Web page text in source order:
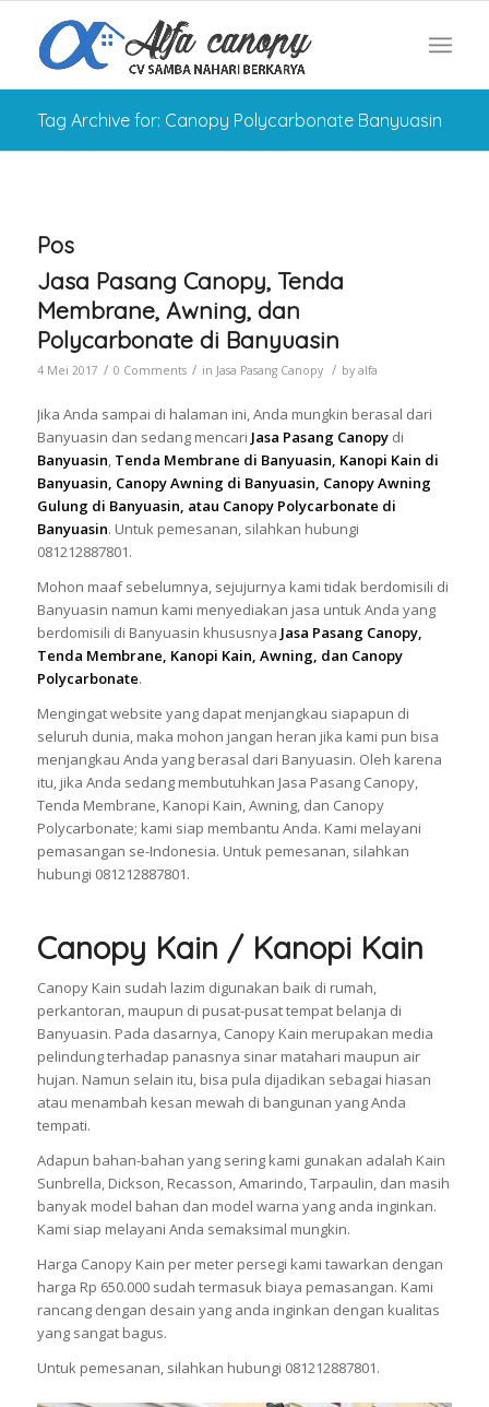
Tag Archive for: Canopy Polycarbonate Banyuasin
Pos
Jasa Pasang Canopy, Tenda
Membrane, Awning, dan
Polycarbonate di Banyuasin
4 Mei 2017 / 0 Comments / in Jasa Pasang Canopy / by alfa
Jika Anda sampai di halaman ini, Anda mungkin berasal dari
Banyuasin dan sedang mencari Jasa Pasang Canopy di
Banyuasin, Tenda Membrane di Banyuasin, Kanopi Kain di
Banyuasin, Canopy Awning di Banyuasin, Canopy Awning
Gulung di Banyuasin, atau Canopy Polycarbonate di
Banyuasin. Untuk pemesanan, silahkan hubungi
081212887801.
Mohon maaf sebelumnya, sejujurnya kami tidak berdomisili di
Banyuasin namun kami menyediakan jasa untuk Anda yang
berdomisili di Banyuasin khususnya Jasa Pasang Canopy,
Tenda Membrane, Kanopi Kain, Awning, dan Canopy
Polycarbonate.
Mengingat website yang dapat menjangkau siapapun di
seluruh dunia, maka mohon jangan heran jika kami pun bisa
menjangkau Anda yang berasal dari Banyuasin. Oleh karena
itu, jika Anda sedang membutuhkan Jasa Pasang Canopy,
Tenda Membrane, Kanopi Kain, Awning, dan Canopy
Polycarbonate; kami siap membantu Anda. Kami melayani
pemasangan se-Indonesia. Untuk pemesanan, silahkan
hubungi 081212887801.
Canopy Kain / Kanopi Kain
Canopy Kain sudah lazim digunakan baik di rumah,
perkantoran, maupun di pusat-pusat tempat belanja di
Banyuasin. Pada dasarnya, Canopy Kain merupakan media
pelindung terhadap panasnya sinar matahari maupun air
hujan. Namun selain itu, bisa pula dijadikan sebagai hiasan
atau menambah kesan mewah di bangunan yang Anda
tempati.
Adapun bahan-bahan yang sering kami gunakan adalah Kain
Sunbrella, Dickson, Recasson, Amarindo, Tarpaulin, dan masih
banyak model bahan dan model warna yang anda inginkan.
Kami siap melayani Anda semaksimal mungkin.
Harga Canopy Kain per meter persegi kami tawarkan dengan
harga Rp 650.000 sudah termasuk biaya pemasangan. Kami
rancang dengan desain yang anda inginkan dengan kualitas
yang sangat bagus.
Untuk pemesanan, silahkan hubungi 081212887801.